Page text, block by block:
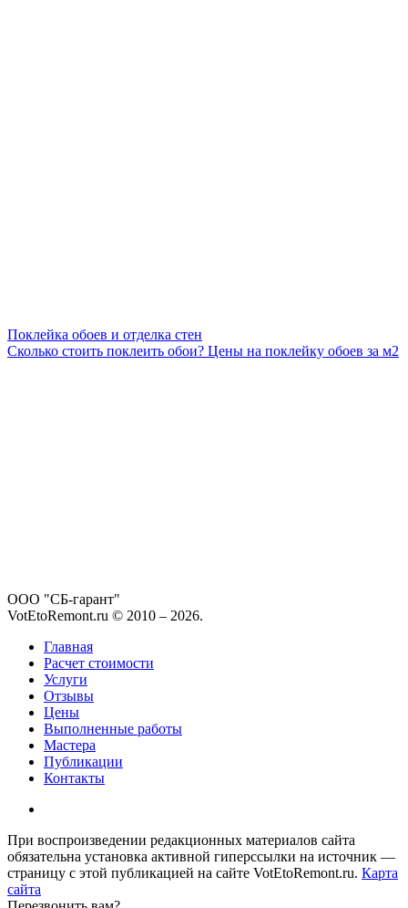
Поклейка обоев и отделка стен
Сколько стоить поклеить обои? Цены на поклейку обоев за м2
ООО "СБ-гарант"
VotEtoRemont.ru © 2010 – 2026.
Главная
Расчет стоимости
Услуги
Отзывы
Цены
Выполненные работы
Мастера
Публикации
Контакты
При воспроизведении редакционных материалов сайта
обязательна установка активной гиперссылки на источник —
страницу с этой публикацией на сайте VotEtoRemont.ru. Карта
сайта